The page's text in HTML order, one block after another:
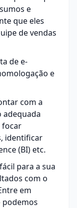
e
que eles
de vendas
dee-
e
com a
adequada
focar
identificar
(BI) etc.
para a sua
com o
em
podemos